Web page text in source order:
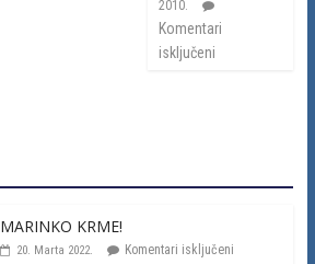
2010.
Komentari
isključeni
MARINKO KRME!
20. Marta 2022. Komentari isključeni